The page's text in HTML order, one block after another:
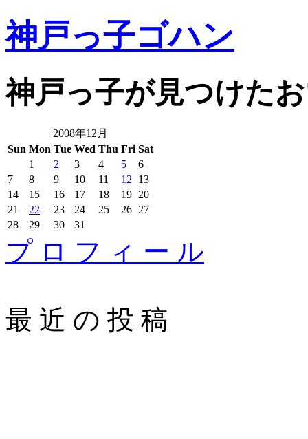
神戸っ子ゴハン
神戸っ子が見つけた
2008年12月
Sun Mon Tue Wed Thu Fri Sat
1
2 3 4 5
6
7
8 9 10 11 12
13
14
15 16 17 18 19 20
21
22 23 24 25 26 27
28
29 30 31
プ ロ フ ィ ー ル
最 近 の 投 稿